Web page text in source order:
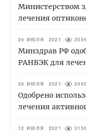
Министерством
лечения
29 ИЮЛЯ 2021 2554
Минздрав РФ
РАНВЭК для
29 ИЮЛЯ 2021 2465
Одобрено
лечения
12 ИЮЛЯ 2021 3155